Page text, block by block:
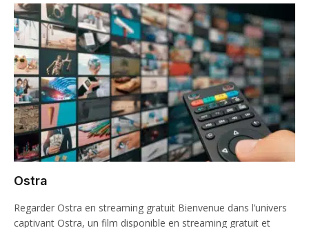
Ostra
Regarder Ostra en streaming gratuit Bienvenue dans l’univers
captivant Ostra, un film disponible en streaming gratuit et